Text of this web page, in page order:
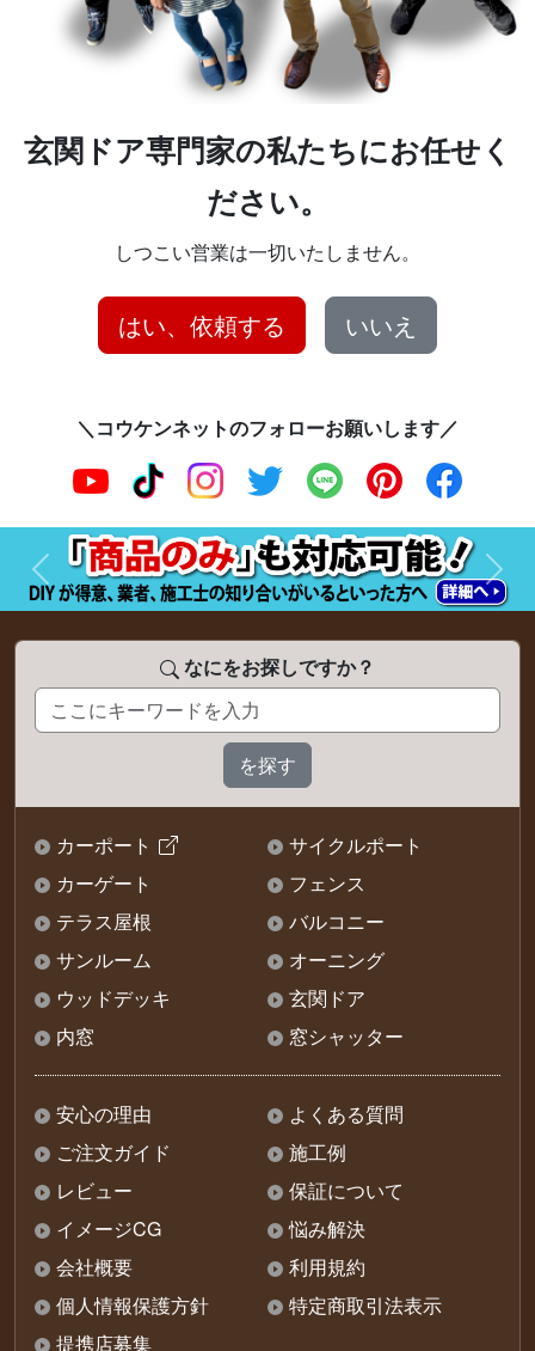
玄関ドア専門家の私たちにお任せく
ださい。
しつこい営業は一切いたしません。
はい、依頼する いいえ
＼コウケンネットのフォローお願いします／
前へ 次へ
なにをお探しですか？
カーポート
サイクルポート
カーゲート
フェンス
テラス屋根
バルコニー
サンルーム
オーニング
ウッドデッキ
玄関ドア
内窓
窓シャッター
安心の理由
よくある質問
ご注文ガイド
施工例
レビュー
保証について
イメージCG
悩み解決
会社概要
利用規約
個人情報保護方針
特定商取引法表示
提携店募集